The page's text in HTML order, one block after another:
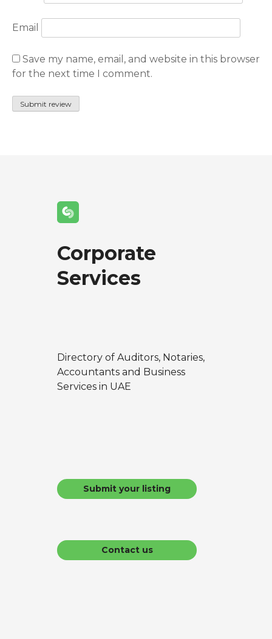
Email
Save my name, email, and website in this browser
for the next time I comment.
Corporate
Services
Directory of Auditors, Notaries,
Accountants and Business
Services in UAE
Submit your listing
Contact us